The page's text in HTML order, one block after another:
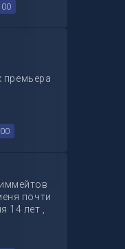
премьера
почти
14 лет ,